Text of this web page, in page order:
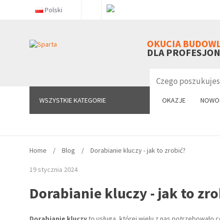
Polski
OKUCIA
DLA
WSZYSTKIE KATEGORIE OKAZJE
WSZYSTKIE KATEGORIE
Home Blog Dorabianie kluczy - jak to zrobić?
19 stycznia 2024
Dorabianie kluczy - jak to